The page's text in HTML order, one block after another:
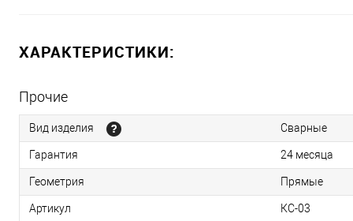
ХАРАКТЕРИСТИКИ:
Прочие
Вид изделия Сварные
Гарантия 24 месяца
Геометрия Прямые
Артикул КС-03